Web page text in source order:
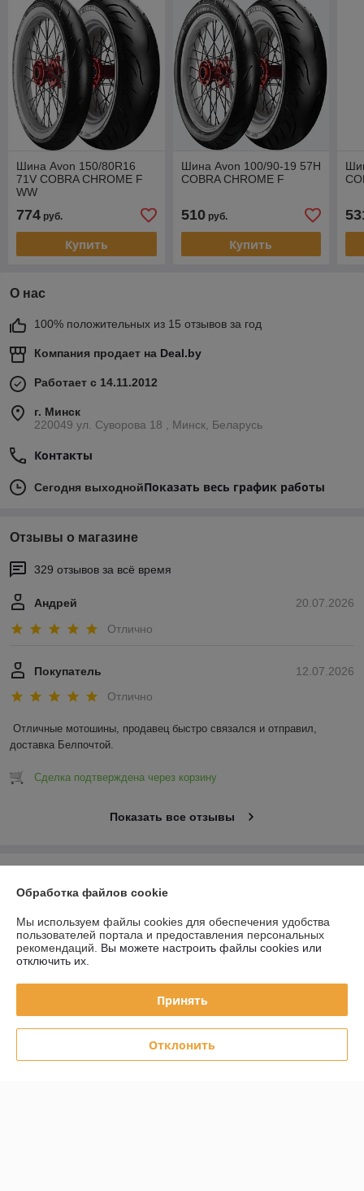
Шина Avon 150/80R16
71V COBRA CHROME F
WW
774 руб.
Купить
Шина Avon 100/90-19 57H
COBRA CHROME F
510руб.
Купить
О нас
100% положительных из 15 отзывов за год
Компания продает на Deal.by
Работает с 14.11.2012
г. Минск
220049 ул. Суворова 18 , Минск, Беларусь
Контакты
Сегодня выходнойПоказать весь график работы
Отзывы о магазине
329 отзывов за всё время
20.07.2026
Андрей
Отлично
12.07.2026
Покупатель
Отлично
Отличные мотошины, продавец быстро связался и отправил,
доставка Белпочтой.
Сделка подтверждена через корзину
Показать все отзывы
Доставка и оплата
График работы
Политика обработки cookies
Обработка файлов cookie
Мы используем файлы cookies для обеспечения удобства
пользователей портала и предоставления персональных
рекомендаций. Вы можете настроить файлы cookies или
отключить их.
Принять
Отклонить